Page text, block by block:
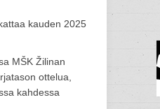
kauden 2025
MŠK Žilinan
ottelua,
kahdessa